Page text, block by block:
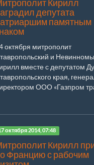
Кирилл
депутата
памятным
октября митрополит
и
вместе с депутатом
края,
ООО «Газпром
октября 2014, 07:48
Кирилл
Францию с рабочим